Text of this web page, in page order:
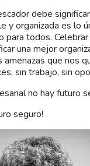
debe
y organizada es lo
para todos.
una mejor
que nos
sin trabajo, sin
no hay futuro
seguro!